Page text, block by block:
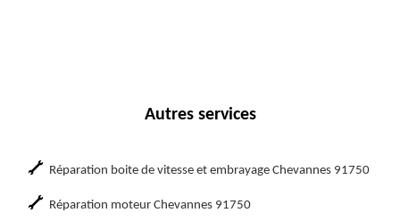
Autres services
Réparation boite de vitesse et embrayage Chevannes 91750
Réparation moteur Chevannes 91750